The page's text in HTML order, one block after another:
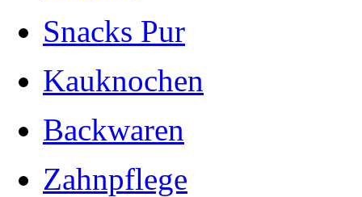
Snacks Pur
Kauknochen
Backwaren
Zahnpflege